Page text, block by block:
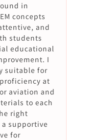
in
concepts
and
students
educational
I
suitable for
at
aviation and
to each
right
supportive
for